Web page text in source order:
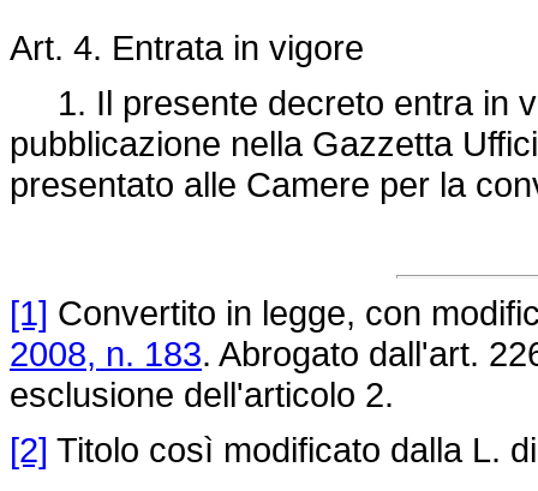
Art. 4. Entrata in vigore
1. Il presente decreto entra in
pubblicazione nella Gazzetta
presentato alle Camere per la
[1] Convertito in legge, con
2008, n. 183. Abrogato dall'art.
esclusione dell'articolo 2.
[2] Titolo così modificato dalla L.